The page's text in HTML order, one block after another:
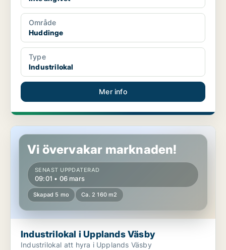
Område
Huddinge
Type
Industrilokal
Mer info
Industrilokal i Upplands Väsby
Vi övervakar marknaden!
SENAST UPPDATERAD
09:01 • 06 mars
Skapad 5 mo Ca. 2 160 m2
Industrilokal i Upplands Väsby
Industrilokal att hyra i Upplands Väsby